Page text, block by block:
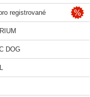
registrované
DOG